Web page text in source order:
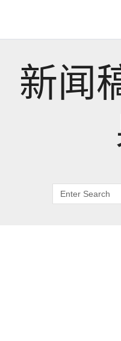
新闻